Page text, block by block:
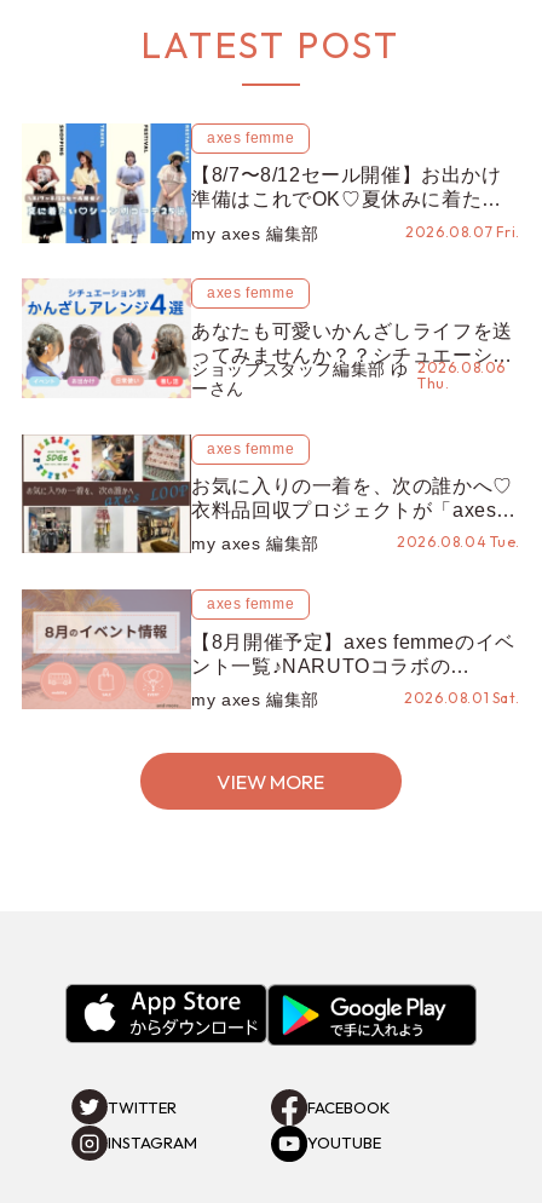
LATEST POST
axes femme
【8/7〜8/12セール開催】お出かけ
準備はこれでOK♡夏休みに着たい
コーデ25選をシーン別に徹底解説！
my axes 編集部 2026.08.07 Fri.
axes femme
あなたも可愛いかんざしライフを送
ってみませんか？？シチュエーショ
ン別“かんざし”のオススメ【ショッ
プスタッフ編集部】
ショップスタッフ編集部 ゆ
ーさん
2026.08.06
Thu.
axes femme
お気に入りの一着を、次の誰かへ♡
衣料品回収プロジェクトが「axes
LOOP」にアップデート！活用する
とポイントが手に入る◎
my axes 編集部 2026.08.04 Tue.
axes femme
【8月開催予定】axes femmeのイベ
ント一覧♪NARUTOコラボの
REZEN POPUPから、プチYour
Stage.、ティーパーティまで！8月
my axes 編集部 2026.08.01 Sat.
VIEW MORE
TWITTER
FACEBOOK
INSTAGRAM
YOUTUBE